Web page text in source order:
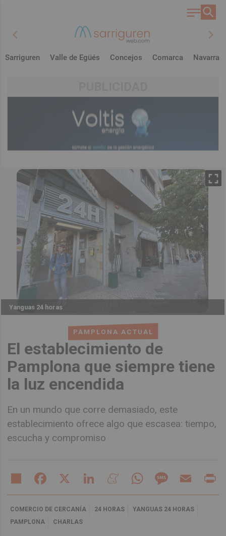
chevron_left chevron_right
Sarriguren Valle de Egüés Concejos Comarca Navarra
PAMPLONA ACTUAL
El establecimiento de
Pamplona que siempre tiene
la luz encendida
En un mundo que corre demasiado, este
establecimiento ofrece algo que escasea: tiempo,
escucha y compromiso
Yanguas 24 horas
Share Facebook LinkedIn MeneameWhatsAppMessageEmail
COMERCIO DE CERCANÍA 24 HORAS
YANGUAS 24 HORAS
PAMPLONA
CHARLAS